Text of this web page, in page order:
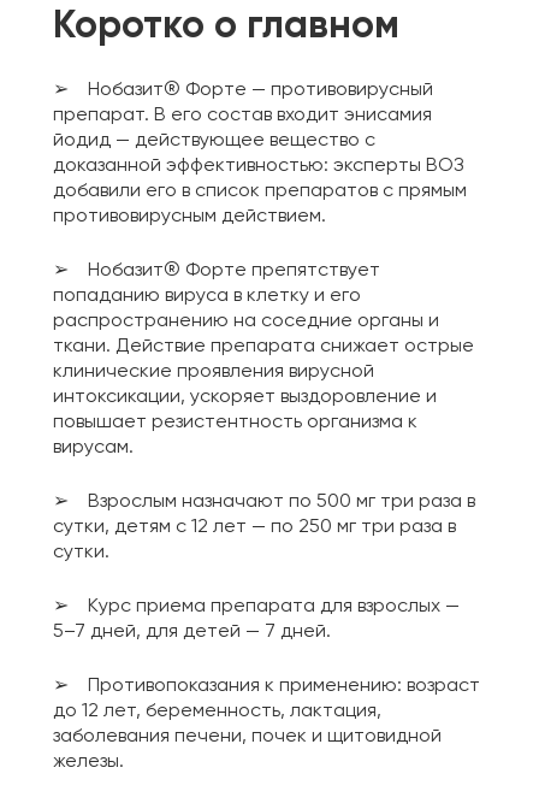
Коротко о главном
➢ Нобазит® Форте — противовирусный
препарат. В его состав входит энисамия
йодид — действующее вещество с
доказанной эффективностью: эксперты ВОЗ
добавили его в список препаратов с прямым
противовирусным действием.
➢ Нобазит® Форте препятствует
попаданию вируса в клетку и его
распространению на соседние органы и
ткани. Действие препарата снижает острые
клинические проявления вирусной
интоксикации, ускоряет выздоровление и
повышает резистентность организма к
вирусам.
➢ Взрослым назначают по 500 мг три раза в
сутки, детям с 12 лет — по 250 мг три раза в
сутки.
➢ Курс приема препарата для взрослых —
5–7 дней, для детей — 7 дней.
➢ Противопоказания к применению: возраст
до 12 лет, беременность, лактация,
заболевания печени, почек и щитовидной
железы.